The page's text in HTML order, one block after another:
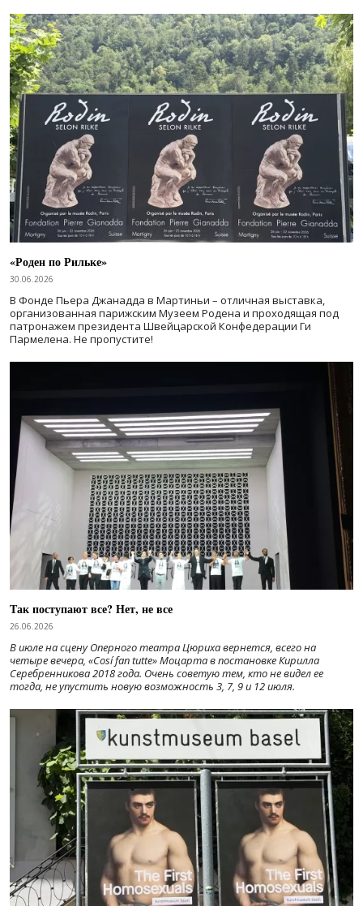
«Роден по Рильке»
30.06.2026
В Фонде Пьера Джанадда в Мартиньи – отличная выставка,
организованная парижским Музеем Родена и проходящая под
патронажем президента Швейцарской Конфедерации Ги
Пармелена. Не пропустите!
Так поступают все? Нет, не все
26.06.2026
В июле на сцену Оперного театра Цюриха вернется, всего на
четыре вечера, «Cosí fan tutte» Моцарта в постановке Кирилла
Серебренникова 2018 года. Очень советую тем, кто не видел ее
тогда, не упустить новую возможность 3, 7, 9 и 12 июля.